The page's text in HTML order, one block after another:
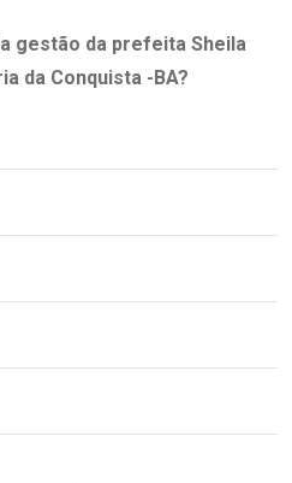
gestão da prefeita Sheila
da Conquista -BA?